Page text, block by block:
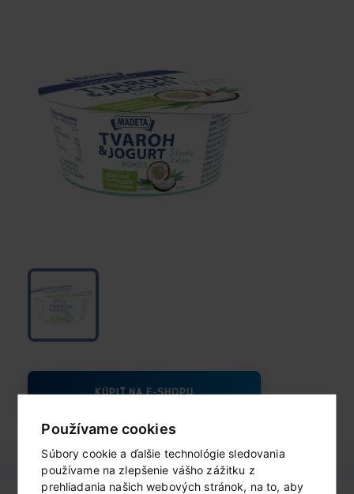
Používame cookies
Súbory cookie a ďalšie technológie sledovania
používame na zlepšenie vášho zážitku z
prehliadania našich webových stránok, na to, aby
KÚPIŤ NA E-SHOPU